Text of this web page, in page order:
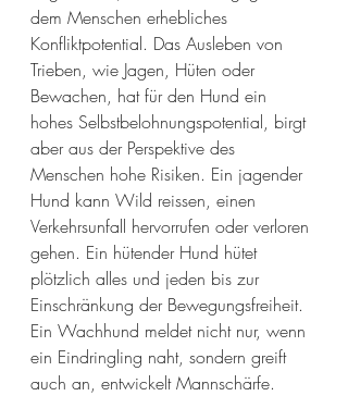
dem Menschen erhebliches
Konfliktpotential. Das Ausleben von
Trieben, wie Jagen, Hüten oder
Bewachen, hat für den Hund ein
hohes Selbstbelohnungspotential, birgt
aber aus der Perspektive des
Menschen hohe Risiken. Ein jagender
Hund kann Wild reissen, einen
Verkehrsunfall hervorrufen oder verloren
gehen. Ein hütender Hund hütet
plötzlich alles und jeden bis zur
Einschränkung der Bewegungsfreiheit.
Ein Wachhund meldet nicht nur, wenn
ein Eindringling naht, sondern greift
auch an, entwickelt Mannschärfe.